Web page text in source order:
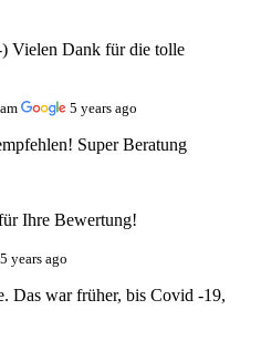
Vielen Dank für die tolle
5 years ago
Super Beratung
Ihre Bewertung!
5 years ago
Das war früher, bis Covid -19,